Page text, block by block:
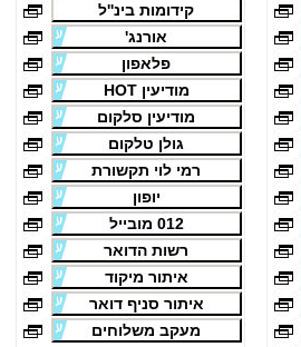
קידומות בינ''ל
אורנג'
פלאפון
מודיעין HOT
מודיעין סלקום
גולן טלקום
רמי לוי תקשורת
יופון
012 מובייל
רשות הדואר
איתור מיקוד
איתור סניף דואר
מעקב משלוחים